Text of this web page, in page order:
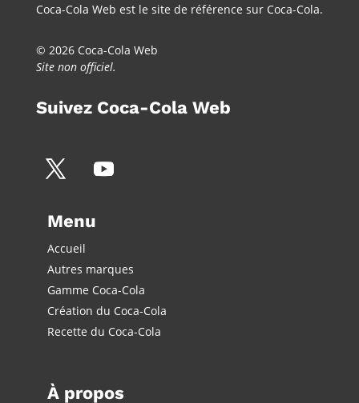
Coca-Cola Web est le site de référence sur Coca-Cola.
© 2026 Coca-Cola Web
Site non officiel.
Suivez Coca-Cola Web
Menu
Accueil
Autres marques
Gamme Coca-Cola
Création du Coca-Cola
Recette du Coca-Cola
À propos